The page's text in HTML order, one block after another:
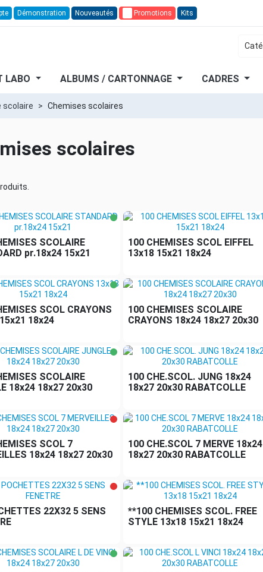
Démonstration Nouveautés Promotions Kits
LABO ALBUMS / CARTONNAGE CADRES
scolaire Chemises scolaires
scolaires
SCOLAIRE
pr.18x24 15x21
100 CHEMISES SCOL EIFFEL
13x18 15x21 18x24
SCOL CRAYONS
18x24
100 CHEMISES SCOLAIRE
CRAYONS 18x24 18x27 20x30
SCOLAIRE
18x24 18x27 20x30
100 CHE.SCOL. JUNG 18x24
18x27 20x30 RABATCOLLE
SCOL 7
18x24 18x27 20x30
100 CHE.SCOL 7 MERVE 18x24
18x27 20x30 RABATCOLLE
22X32 5 SENS
**100 CHEMISES SCOL. FREE
STYLE 13x18 15x21 18x24